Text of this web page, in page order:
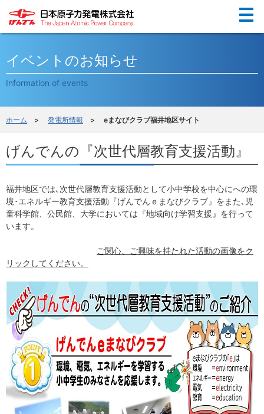
Menu
イベントのお知らせ
Information of events
ホーム > 発電所情報 > eまなびクラブ福井地区サイト
げんでんの『次世代層教育支援活動』
福井地区では､次世代層教育支援活動として小中学校を中心にへの環
境･エネルギー教育支援活動『げんでんｅまなびクラブ』をまた､児
童科学館、公民館、大学においては『地域向け学習支援』を行って
います。
ご関心、ご興味を持たれた活動の画像をク
リックしてください。